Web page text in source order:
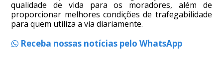
qualidade de vida para os moradores, além de
proporcionar melhores condições de trafegabilidade
para quem utiliza a via diariamente.
Receba nossas notícias pelo WhatsApp